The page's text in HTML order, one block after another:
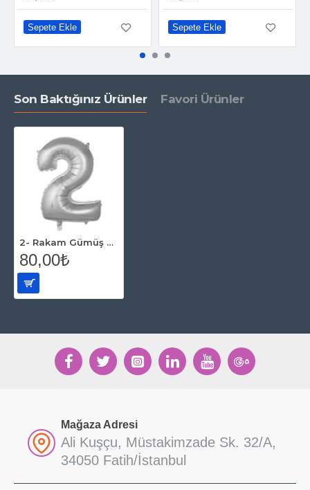
Sepete Ekle Sepete Ekle
Son Baktığınız Ürünler Favori Ürünler
2- Rakam Gümüş Renk Balon 100 Cm
80,00₺
Mağaza Adresi
Ali Kuşçu, Müstakimzade Sk. 32/A,
34050 Fatih/İstanbul